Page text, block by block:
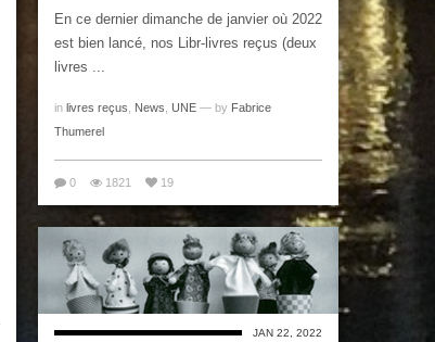
En ce dernier dimanche de janvier où 2022
est bien lancé, nos Libr-livres reçus (deux
livres ...
in livres reçus News UNE — by Fabrice
Thumerel
0 1821 19
JAN 22, 2022